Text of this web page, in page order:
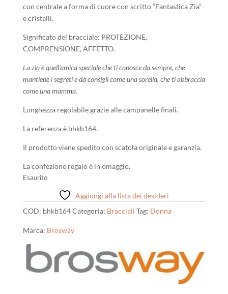
con centrale a forma di cuore con scritto “Fantastica Zia”
e cristalli.
Significato del bracciale: PROTEZIONE,
COMPRENSIONE, AFFETTO.
La zia è quell’amica speciale che ti conosce da sempre, che
mantiene i segreti e dà consigli come una sorella, che ti abbraccia
come una mamma.
Lunghezza regolabile grazie alle campanelle finali.
La referenza è bhkb164.
Il prodotto viene spedito con scatola originale e garanzia.
La confezione regalo è in omaggio.
Esaurito
Aggiungi alla lista dei desideri
COD: bhkb164Categoria: Bracciali Tag: Donna
Marca: Brosway